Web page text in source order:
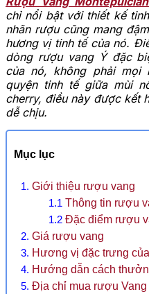
chỉ nổi bật với thiết kế
nhãn rượu cũng mang
hương vị tinh tế của nó.
dòng rượu vang Ý đặc
của nó, không phải
quyện tinh tế giữa mùi
cherry, điều này được kết
dễ chịu.
Mục lục
Giới thiệu rượu vang
Thông tin rượu
Đặc điểm rượu
Giá rượu vang
Hương vị đặc trưng
Hướng dẫn cách
Địa chỉ mua rượu Vang